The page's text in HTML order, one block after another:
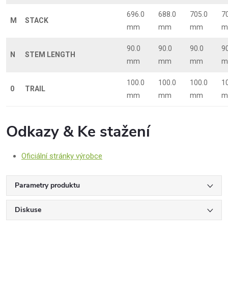
M STACK
696.0
mm
688.0
mm
705.0
mm
N STEM LENGTH
90.0
mm
90.0
mm
90.0
mm
0 TRAIL
100.0
mm
100.0
mm
100.0
mm
Odkazy & Ke stažení
Oficiální stránky výrobce
Parametry produktu
Diskuse